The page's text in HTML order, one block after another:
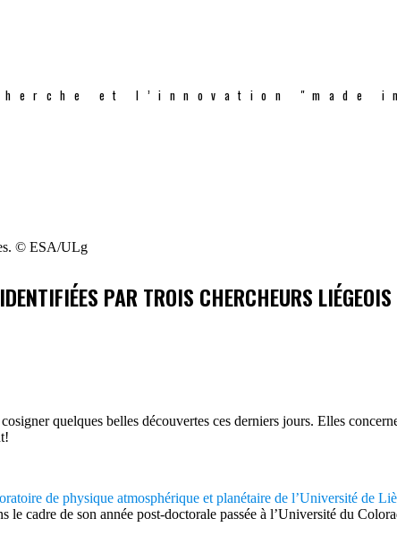
et l’innovation "made
PAR TROIS CHERCHEURS LIÉGEOIS
quelques belles découvertes ces derniers jours. Elles
de physique atmosphérique et planétaire de l’Université de
le cadre de son année post-doctorale passée à l’Université du